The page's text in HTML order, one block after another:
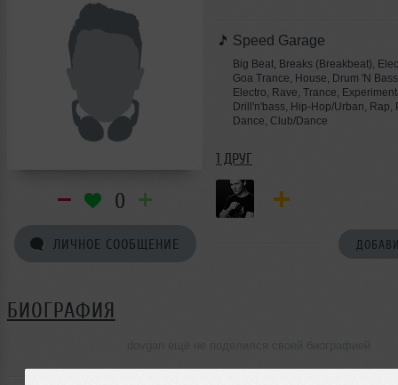
0
ЛИЧНОЕ СООБЩЕНИЕ
Speed Garage
Big Beat, Breaks (Breakbeat),
Goa Trance, House, Drum 'N
Electro, Rave, Trance,
Drill'n'bass, Hip-Hop/Urban, Rap,
Dance, Club/Dance
1 ДРУГ
БИОГРАФИЯ